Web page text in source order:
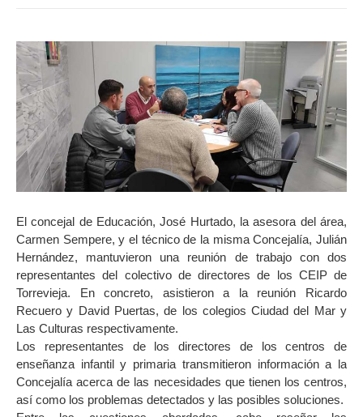
El concejal de Educación, José Hurtado, la asesora del área,
Carmen Sempere, y el técnico de la misma Concejalía, Julián
Hernández, mantuvieron una reunión de trabajo con dos
representantes del colectivo de directores de los CEIP de
Torrevieja. En concreto, asistieron a la reunión Ricardo
Recuero y David Puertas, de los colegios Ciudad del Mar y
Las Culturas respectivamente.
Los representantes de los directores de los centros de
enseñanza infantil y primaria transmitieron información a la
Concejalía acerca de las necesidades que tienen los centros,
así como los problemas detectados y las posibles soluciones.